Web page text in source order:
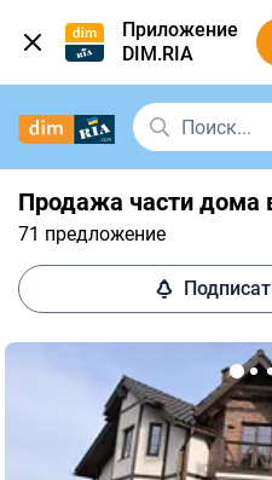
Приложение
DIM.RIA
Продажа части дома
71 предложение